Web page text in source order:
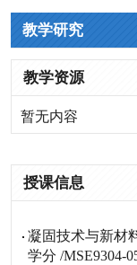
教学研究
教学资源
暂无内容
授课信息
凝固技术与新材
学分 /MSE9304-